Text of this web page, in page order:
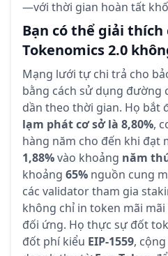
—với thời gian hoàn tất
Bạn có thể giải
Tokenomics 2.0
Mạng lưới tự chi trả cho
bằng cách sử dụng đường
dần theo thời gian. Họ bắt
lạm phát cơ sở là 8,80%,
hàng năm cho đến khi đạt
1,88%vào khoảng năm
khoảng 65% nguồn cung
các validator tham gia
không chỉ in token mãi
đối ứng. Họ thực sự đốt
đốt phí kiểu EIP-1559,